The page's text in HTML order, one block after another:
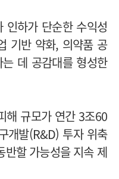
인하가 단순한 수익성
기반 약화, 의약품 공
데 공감대를 형성한
해 규모가 연간 3조60
개발(R&D) 투자 위축
반할 가능성을 지속 제